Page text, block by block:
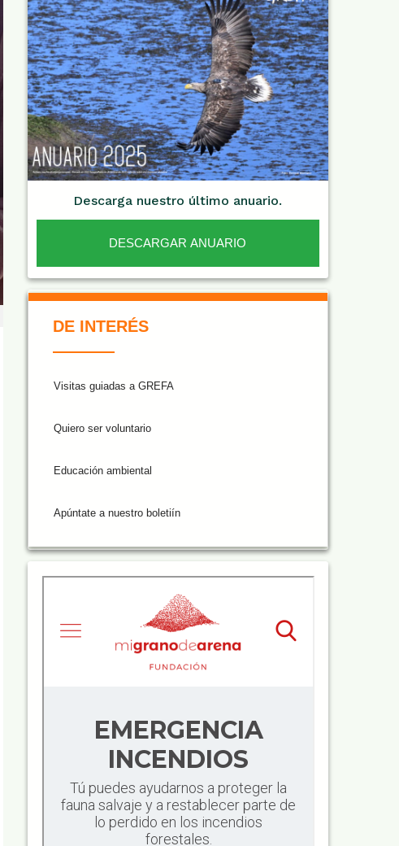
Descarga nuestro último anuario.
DESCARGAR ANUARIO
DE INTERÉS
Visitas guiadas a GREFA
Quiero ser voluntario
Educación ambiental
Apúntate a nuestro boletiín